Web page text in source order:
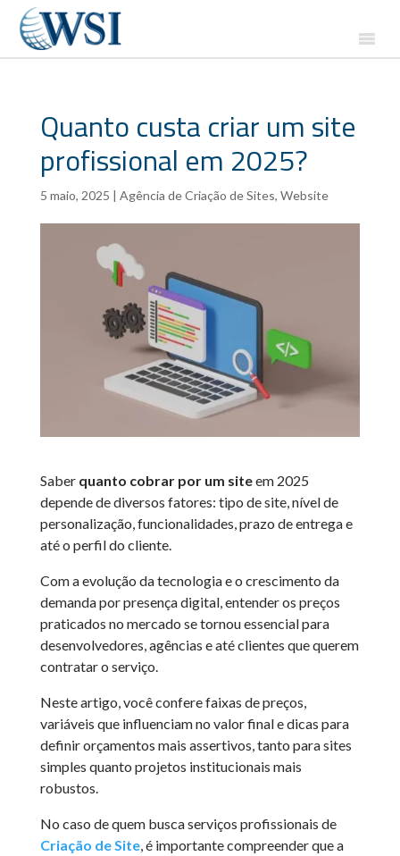
Quanto custa criar um site
profissional em 2025?
5 maio, 2025 | Agência de Criação de Sites, Website
Saber quanto cobrar por um siteem 2025
depende de diversos fatores: tipo de site, nível de
personalização, funcionalidades, prazo de entrega e
até o perfil do cliente.
Com a evolução da tecnologia e o crescimento da
demanda por presença digital, entender os preços
praticados no mercado se tornou essencial para
desenvolvedores, agências e até clientes que querem
contratar o serviço.
Neste artigo, você confere faixas de preços,
variáveis que influenciam no valor final e dicas para
definir orçamentos mais assertivos, tanto para sites
simples quanto projetos institucionais mais
robustos.
No caso de quem busca serviços profissionais de
Criação de Site, é importante compreender que a